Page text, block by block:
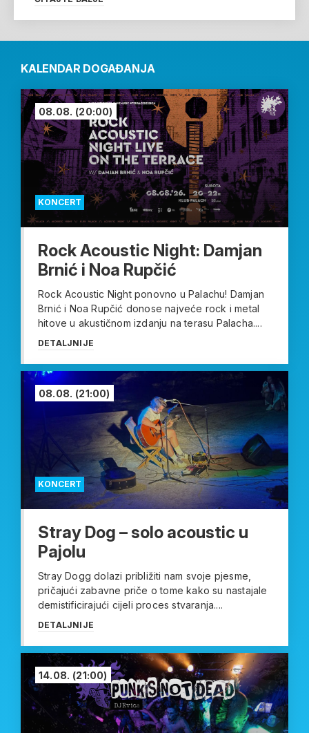
KALENDAR DOGAĐANJA
KONCERT
08.08. (20:00)
Rock Acoustic Night: Damjan
Brnić i Noa Rupčić
Rock Acoustic Night ponovno u Palachu! Damjan
Brnić i Noa Rupčić donose najveće rock i metal
hitove u akustičnom izdanju na terasu Palacha....
DETALJNIJE
KONCERT
08.08. (21:00)
Stray Dog – solo acoustic u
Pajolu
Stray Dogg dolazi približiti nam svoje pjesme,
pričajući zabavne priče o tome kako su nastajale
demistificirajući cijeli proces stvaranja....
DETALJNIJE
14.08. (21:00)